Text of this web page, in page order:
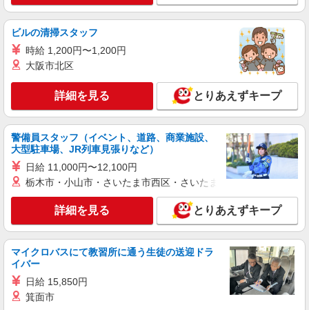
ビルの清掃スタッフ
時給 1,200円〜1,200円
大阪市北区
詳細を見る とりあえずキープ
警備員スタッフ（イベント、道路、商業施設、
大型駐車場、JR列車見張りなど）
日給 11,000円〜12,100円
栃木市・小山市・さいたま市西区・さいたま市岩槻区・久喜市・
詳細を見る とりあえずキープ
マイクロバスにて教習所に通う生徒の送迎ドラ
イバー
日給 15,850円
箕面市